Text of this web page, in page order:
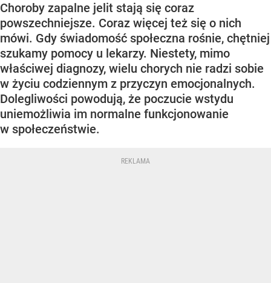
Choroby zapalne jelit stają się coraz
powszechniejsze. Coraz więcej też się o nich
mówi. Gdy świadomość społeczna rośnie, chętniej
szukamy pomocy u lekarzy. Niestety, mimo
właściwej diagnozy, wielu chorych nie radzi sobie
w życiu codziennym z przyczyn emocjonalnych.
Dolegliwości powodują, że poczucie wstydu
uniemożliwia im normalne funkcjonowanie
w społeczeństwie.